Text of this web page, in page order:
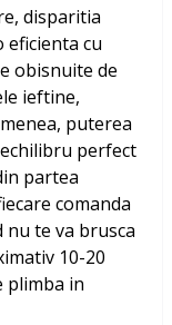
disparitia
eficienta cu
obisnuite de
ieftine,
puterea
perfect
partea
comanda
te va brusca
10-20
plimba in